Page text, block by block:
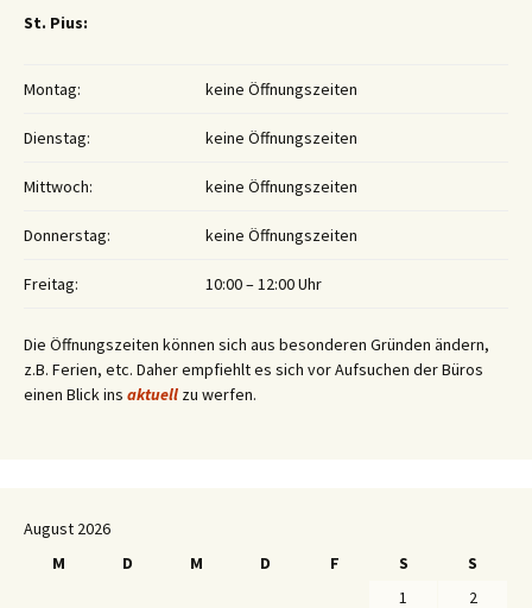
St. Pius:
Montag: keine Öffnungszeiten
Dienstag: keine Öffnungszeiten
Mittwoch: keine Öffnungszeiten
Donnerstag: keine Öffnungszeiten
Freitag: 10:00 – 12:00 Uhr
Die Öffnungszeiten können sich aus besonderen Gründen ändern,
z.B. Ferien, etc. Daher empfiehlt es sich vor Aufsuchen der Büros
einen Blick ins aktuell zu werfen.
August 2026
M
D M D F S
S
1
2